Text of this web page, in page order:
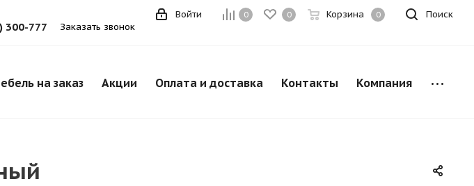
Поиск
0 0 Корзина 0
Войти
300-777 Заказать звонок
на заказ Акции Оплата и доставка Контакты Компания